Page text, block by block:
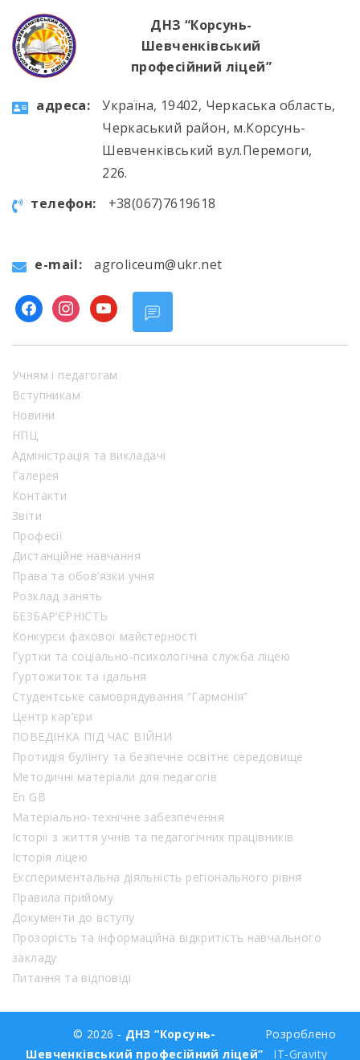
ДНЗ “Корсунь-
Шевченківський
професійний ліцей”
aдресa:
Україна, 19402, Черкаська область,
Черкаський район, м.Корсунь-
Шевченківський вул.Перемоги,
226.
телефон:
+38(067)7619618
e-mail: agroliceum@ukr.net
facebookinstagram
youtube
Учням і педагогам
Вступникам
Новини
НПЦ
Адміністрація та викладачі
Галерея
Контакти
Звіти
Професії
Дистанційне навчання
Права та обов’язки учня
Розклад занять
БЕЗБАР’ЄРНІСТЬ
Конкурси фахової майстерності
Гуртки та соціально-психологічна служба ліцею
Гуртожиток та їдальня
Студентське самоврядування “Гармонія”
Центр кар’єри
ПОВЕДІНКА ПІД ЧАС ВІЙНИ
Протидія булінгу та безпечне освітнє середовище
Методичні матеріали для педагогів
En GB
Матеріально-технічне забезпечення
Історії з життя учнів та педагогічних працівників
Історія ліцею
Експериментальна діяльність регіонального рівня
Правила прийому
Документи до вступу
Прозорість та інформаційна відкритість навчального
закладу
Питання та відповіді
© 2026 - ДНЗ “Корсунь-
Шевченківський професійний ліцей”
Розроблено
IT-Gravity